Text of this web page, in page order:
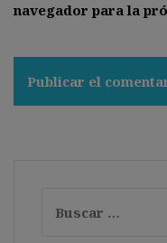
navegador para la